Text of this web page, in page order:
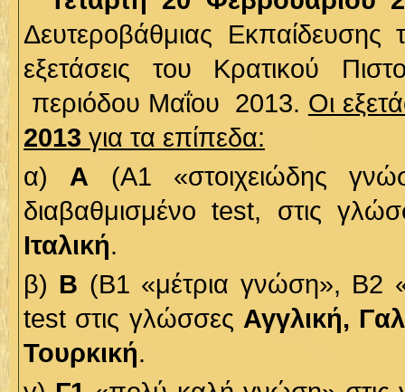
Δευτεροβάθμιας Εκπαίδευσης
εξετάσεις του Κρατικού
περιόδου Μαΐου 2013. Οι
2013 για τα επίπεδα:
α) Α (Α1 «στοιχειώδης
διαβαθμισμένο test, στις
Ιταλική.
β) Β (Β1 «μέτρια γνώση», Β2
test στις γλώσσες Αγγλική,
Τουρκική.